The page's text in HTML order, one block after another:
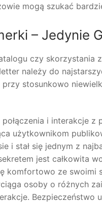
mogą szukać
– Jedynie
czy skorzystania
należy do
stosunkowo
i interakcje
użytkownikom
i stał się jednym z
jest całkowita
komfortowo ze swoimi
osoby o różnych